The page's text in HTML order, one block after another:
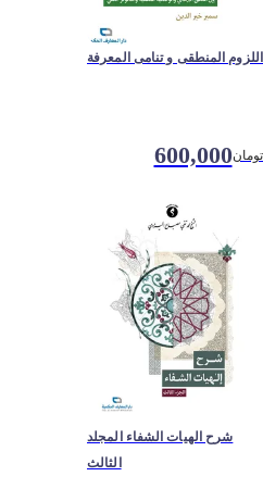
اللزوم المنطقی و تنامی المعرفة
600,000تومان
شرح الهیات الشفاء المجلد
الثالث